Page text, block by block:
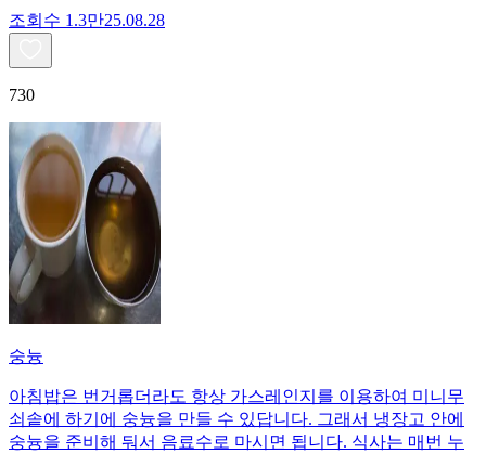
조회수 1.3만25.08.28
730
숭늉
아침밥은 번거롭더라도 항상 가스레인지를 이용하여 미니무
쇠솥에 하기에 숭늉을 만들 수 있답니다. 그래서 냉장고 안에
숭늉을 준비해 둬서 음료수로 마시면 됩니다. 식사는 매번 누